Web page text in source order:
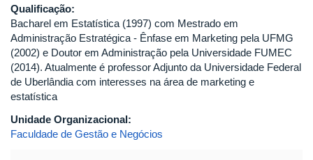
Qualificação:
Bacharel em Estatística (1997) com Mestrado em
Administração Estratégica - Ênfase em Marketing pela UFMG
(2002) e Doutor em Administração pela Universidade FUMEC
(2014). Atualmente é professor Adjunto da Universidade Federal
de Uberlândia com interesses na área de marketing e
estatística
Unidade Organizacional:
Faculdade de Gestão e Negócios